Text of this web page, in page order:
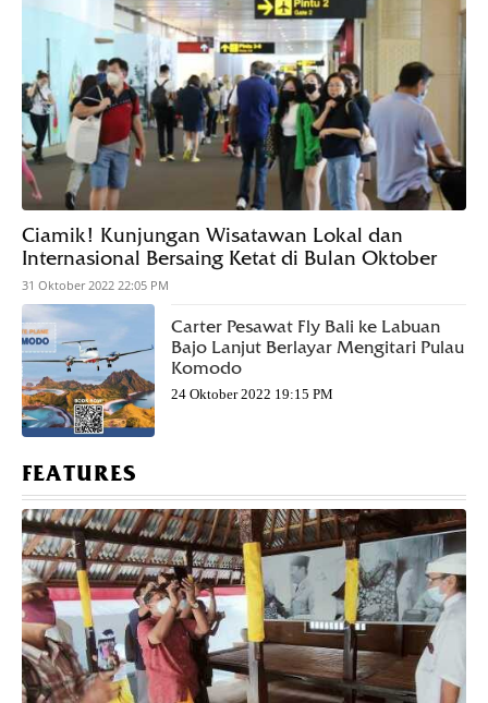
Ciamik! Kunjungan Wisatawan Lokal dan
Internasional Bersaing Ketat di Bulan Oktober
31 Oktober 2022 22:05 PM
Carter Pesawat Fly Bali ke Labuan
Bajo Lanjut Berlayar Mengitari Pulau
Komodo
24 Oktober 2022 19:15 PM
FEATURES